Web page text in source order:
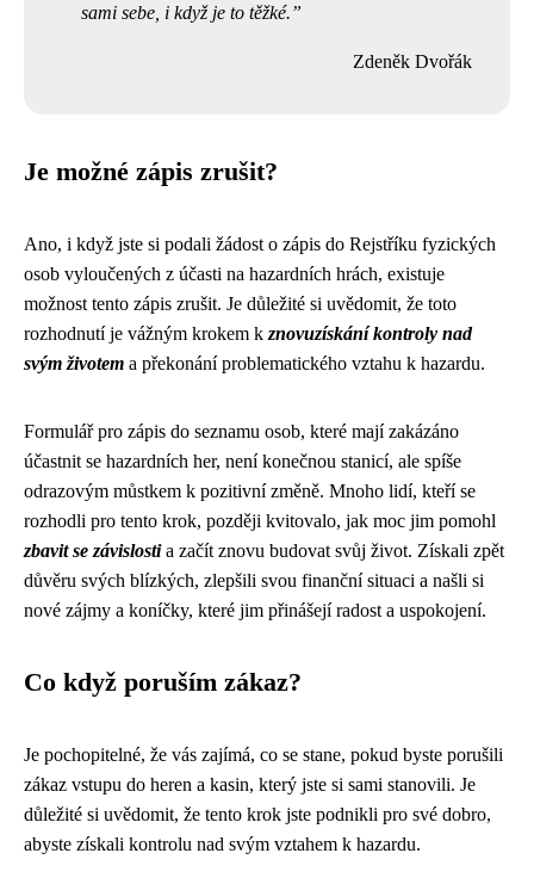
sami sebe, i když je to těžké.
Zdeněk Dvořák
Je možné zápis zrušit?
Ano, i když jste si podali žádost o zápis do Rejstříku fyzických
osob vyloučených z účasti na hazardních hrách, existuje
možnost tento zápis zrušit. Je důležité si uvědomit, že toto
rozhodnutí je vážným krokem k znovuzískání kontroly nad
svým životem a překonání problematického vztahu k hazardu.
Formulář pro zápis do seznamu osob, které mají zakázáno
účastnit se hazardních her, není konečnou stanicí, ale spíše
odrazovým můstkem k pozitivní změně. Mnoho lidí, kteří se
rozhodli pro tento krok, později kvitovalo, jak moc jim pomohl
zbavit se závislostia začít znovu budovat svůj život. Získali zpět
důvěru svých blízkých, zlepšili svou finanční situaci a našli si
nové zájmy a koníčky, které jim přinášejí radost a uspokojení.
Co když poruším zákaz?
Je pochopitelné, že vás zajímá, co se stane, pokud byste porušili
zákaz vstupu do heren a kasin, který jste si sami stanovili. Je
důležité si uvědomit, že tento krok jste podnikli pro své dobro,
abyste získali kontrolu nad svým vztahem k hazardu.